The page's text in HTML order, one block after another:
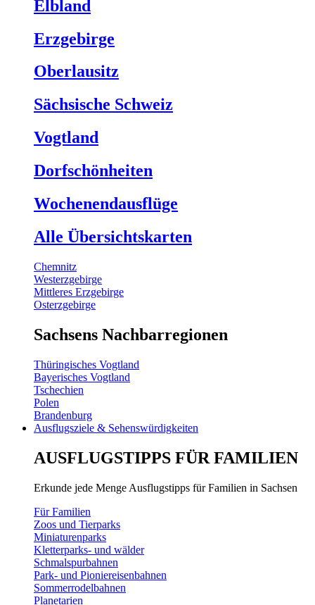
Elbland
Erzgebirge
Oberlausitz
Sächsische Schweiz
Vogtland
Dorfschönheiten
Wochenendausflüge
Alle Übersichtskarten
Chemnitz
Westerzgebirge
Mittleres Erzgebirge
Osterzgebirge
Sachsens Nachbarregionen
Thüringisches Vogtland
Bayerisches Vogtland
Tschechien
Polen
Brandenburg
Ausflugsziele & Sehenswürdigkeiten
AUSFLUGSTIPPS FÜR FAMILIEN
Erkunde jede Menge Ausflugstipps für Familien in Sachsen
Für Familien
Zoos und Tierparks
Miniaturenparks
Kletterparks- und wälder
Schmalspurbahnen
Park- und Pioniereisenbahnen
Sommerrodelbahnen
Planetarien